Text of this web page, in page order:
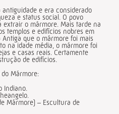
e era considerado
e status social. O povo
extrair o mármore. Mais tarde na
templos e edifícios nobres em
que o mármore foi mais
na idade média, o mármore foi
e casas reais. Certamente
de edifícios.
Mármore:
Indiano.
Mármore) – Escultura de